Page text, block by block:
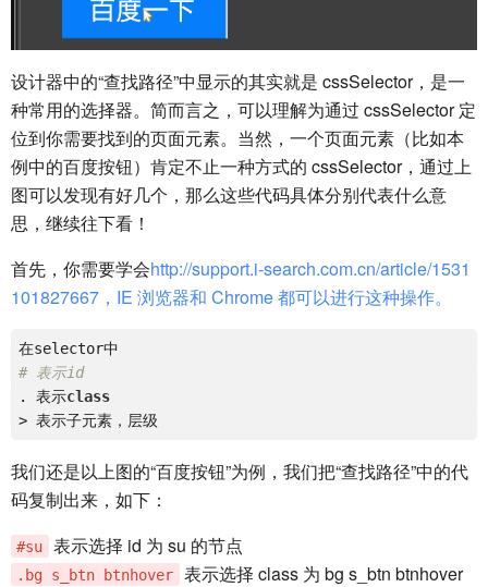
设计器中的“查找路径”中显示的其实就是 cssSelector，是一
种常用的选择器。简而言之，可以理解为通过 cssSelector 定
位到你需要找到的页面元素。当然，一个页面元素（比如本
例中的百度按钮）肯定不止一种方式的 cssSelector，通过上
图可以发现有好几个，那么这些代码具体分别代表什么意
思，继续往下看！
首先，你需要学会http://support.i-search.com.cn/article/1531
101827667，IE 浏览器和 Chrome 都可以进行这种操作。
# 表示id
. 表示class
我们还是以上图的“百度按钮”为例，我们把“查找路径”中的代
码复制出来，如下：
#su 表示选择 id 为 su 的节点
.bg s_btn btnhover
表示选择 class 为 bg s_btn btnhover